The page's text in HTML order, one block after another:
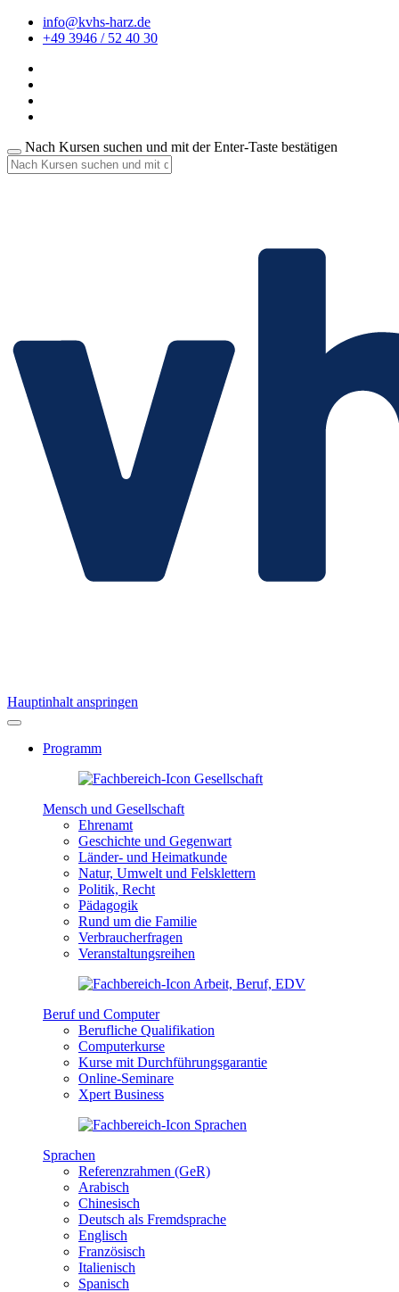
info@kvhs-harz.de
+49 3946 / 52 40 30
Nach Kursen suchen und mit der Enter-Taste bestätigen
Hauptinhalt anspringen
Programm
Mensch und Gesellschaft
Ehrenamt
Geschichte und Gegenwart
Länder- und Heimatkunde
Natur, Umwelt und Felsklettern
Politik, Recht
Pädagogik
Rund um die Familie
Verbraucherfragen
Veranstaltungsreihen
Beruf und Computer
Berufliche Qualifikation
Computerkurse
Kurse mit Durchführungsgarantie
Online-Seminare
Xpert Business
Sprachen
Referenzrahmen (GeR)
Arabisch
Chinesisch
Deutsch als Fremdsprache
Englisch
Französisch
Italienisch
Spanisch